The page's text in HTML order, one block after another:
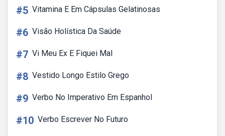
#5 Vitamina E Em Cápsulas Gelatinosas
#6 Visão Holística Da Saúde
#7 Vi Meu Ex E Fiquei Mal
#8 Vestido Longo Estilo Grego
#9 Verbo No Imperativo Em Espanhol
#10 Verbo Escrever No Futuro